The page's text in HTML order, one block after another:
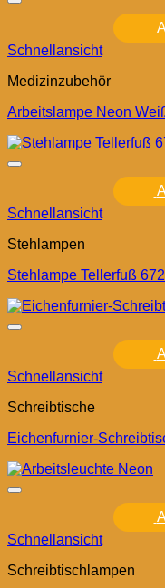
Schnellansicht
Medizinzubehör
Arbeitslampe Neon
Schnellansicht
Stehlampen
Stehlampe Tellerfuß 672
Schnellansicht
Schreibtische
Eichenfurnier-
Schnellansicht
Schreibtischlampen